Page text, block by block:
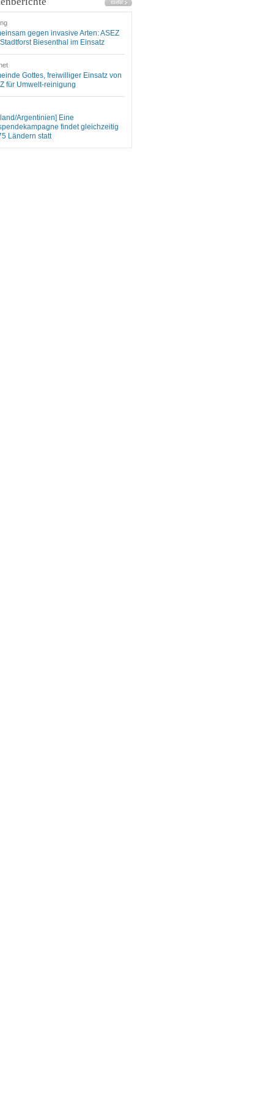
gegen invasive Arten: ASEZ
Biesenthal im Einsatz
Gottes, freiwilliger Einsatz von
für Umwelt-reinigung
Argentinien] Eine
findet gleichzeitig
Ländern statt